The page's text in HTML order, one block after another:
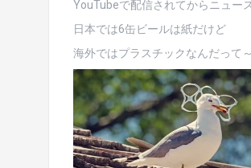
YouTubeで配信されてからニュー
日本では6缶ビールは紙だけど
海外ではプラスチックなんだって～